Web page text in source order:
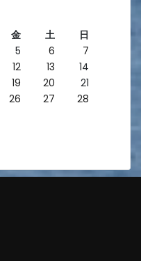
金 土
日
5 6
7
12 13
14
19 20
21
26 27
28